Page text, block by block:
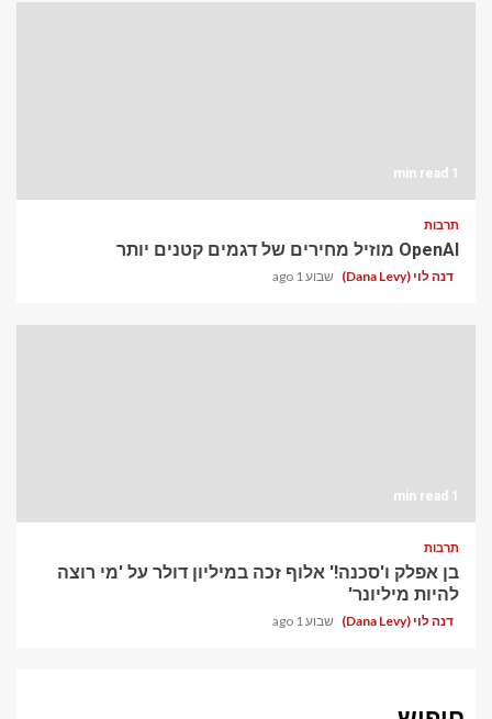
1 min read
תרבות
OpenAI מוזיל מחירים של דגמים קטנים יותר
דנה לוי (Dana Levy) שבוע 1 ago
1 min read
תרבות
בן אפלק ו'סכנה!' אלוף זכה במיליון דולר על 'מי רוצה
להיות מיליונר'
דנה לוי (Dana Levy) שבוע 1 ago